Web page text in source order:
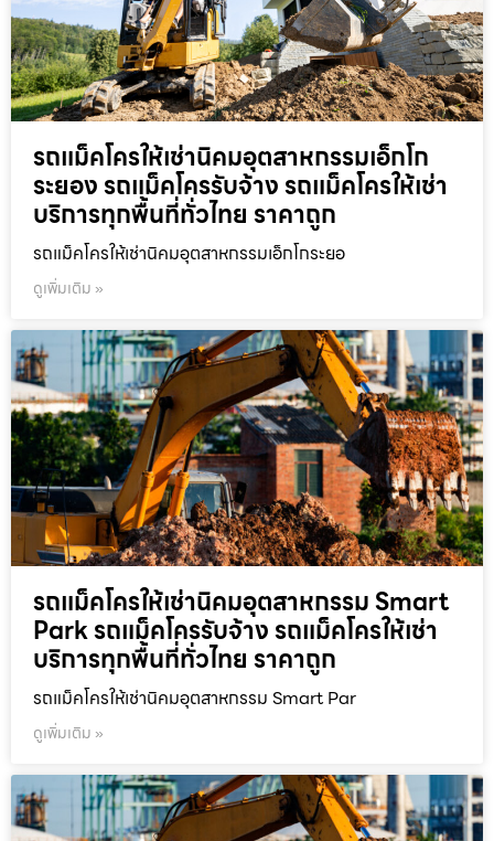
รถแม็คโครให้เช่านิคมอุตสาหกรรมเอ็กโก
ระยอง รถแม็คโครรับจ้าง รถแม็คโครให้เช่า
บริการทุกพื้นที่ทั่วไทย ราคาถูก
รถแม็คโครให้เช่านิคมอุตสาหกรรมเอ็กโกระยอ
ดูเพิ่มเติม »
รถแม็คโครให้เช่านิคมอุตสาหกรรม Smart
Park รถแม็คโครรับจ้าง รถแม็คโครให้เช่า
บริการทุกพื้นที่ทั่วไทย ราคาถูก
รถแม็คโครให้เช่านิคมอุตสาหกรรม Smart Par
ดูเพิ่มเติม »